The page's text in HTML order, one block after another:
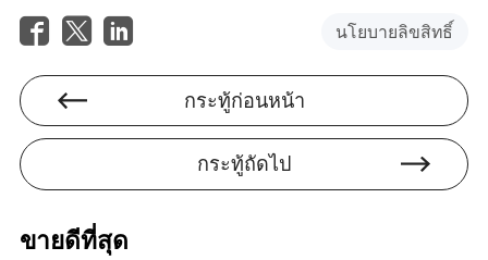
คำถาม 4: วัสดุใดที่ทนทานที่สุดสำหรับการสวมใส่ในชีวิต
ตอบ: สแตนเลสมีความทนทานสูงและเหมาะสำหรับการใช้
งานในชีวิตประจำวัน ในขณะที่ไททาเนียมมีความแข็งแรง
เพิ่มขึ้นและมีน้ำหนักเบา
นโยบายลิขสิทธิ์
กระทู้ก่อนหน้า
กระทู้ถัดไป
ขายดีที่สุด